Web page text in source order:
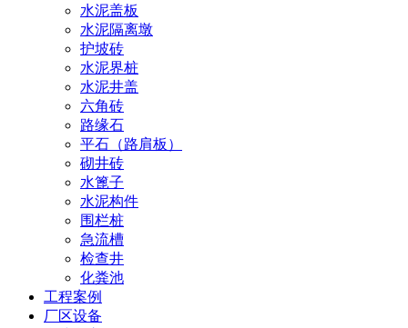
水泥盖板
水泥隔离墩
护坡砖
水泥界桩
水泥井盖
六角砖
路缘石
平石（路肩板）
砌井砖
水篦子
水泥构件
围栏桩
急流槽
检查井
化粪池
工程案例
厂区设备